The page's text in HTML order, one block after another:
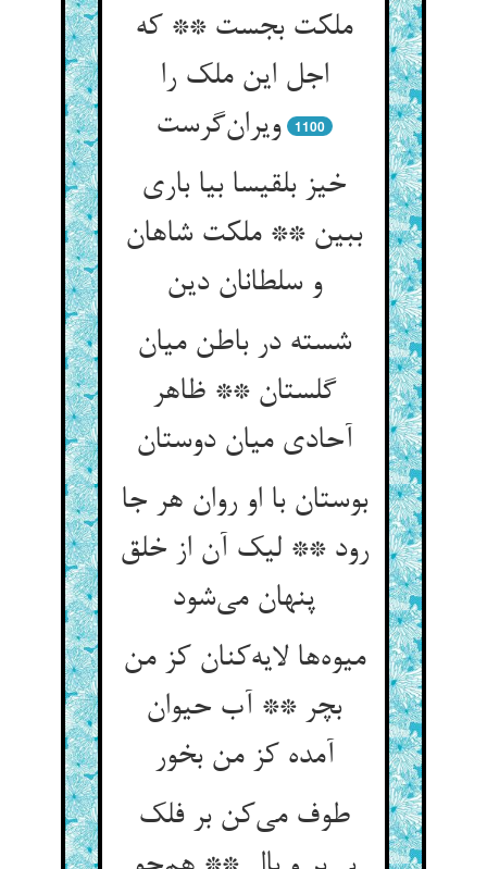
ملکت بجست ** که
اجل این ملک را
ویران‌گرست
1100
خیز بلقیسا بیا باری
ببین ** ملکت شاهان
و سلطانان دین
شسته در باطن میان
گلستان ** ظاهر
آحادی میان دوستان
بوستان با او روان هر جا
رود ** لیک آن از خلق
پنهان می‌شود
میوه‌ها لایه‌کنان کز من
بچر ** آب حیوان
آمده کز من بخور
طوف می‌کن بر فلک